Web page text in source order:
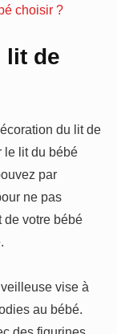
choisir ?
lit de
du lit de
le lit du bébé
par
ne pas
de votre bébé
vise à
au bébé.